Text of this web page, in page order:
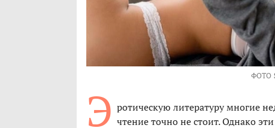
ФОТО
Э ротическую литературу многие
чтение точно не стоит. Однако